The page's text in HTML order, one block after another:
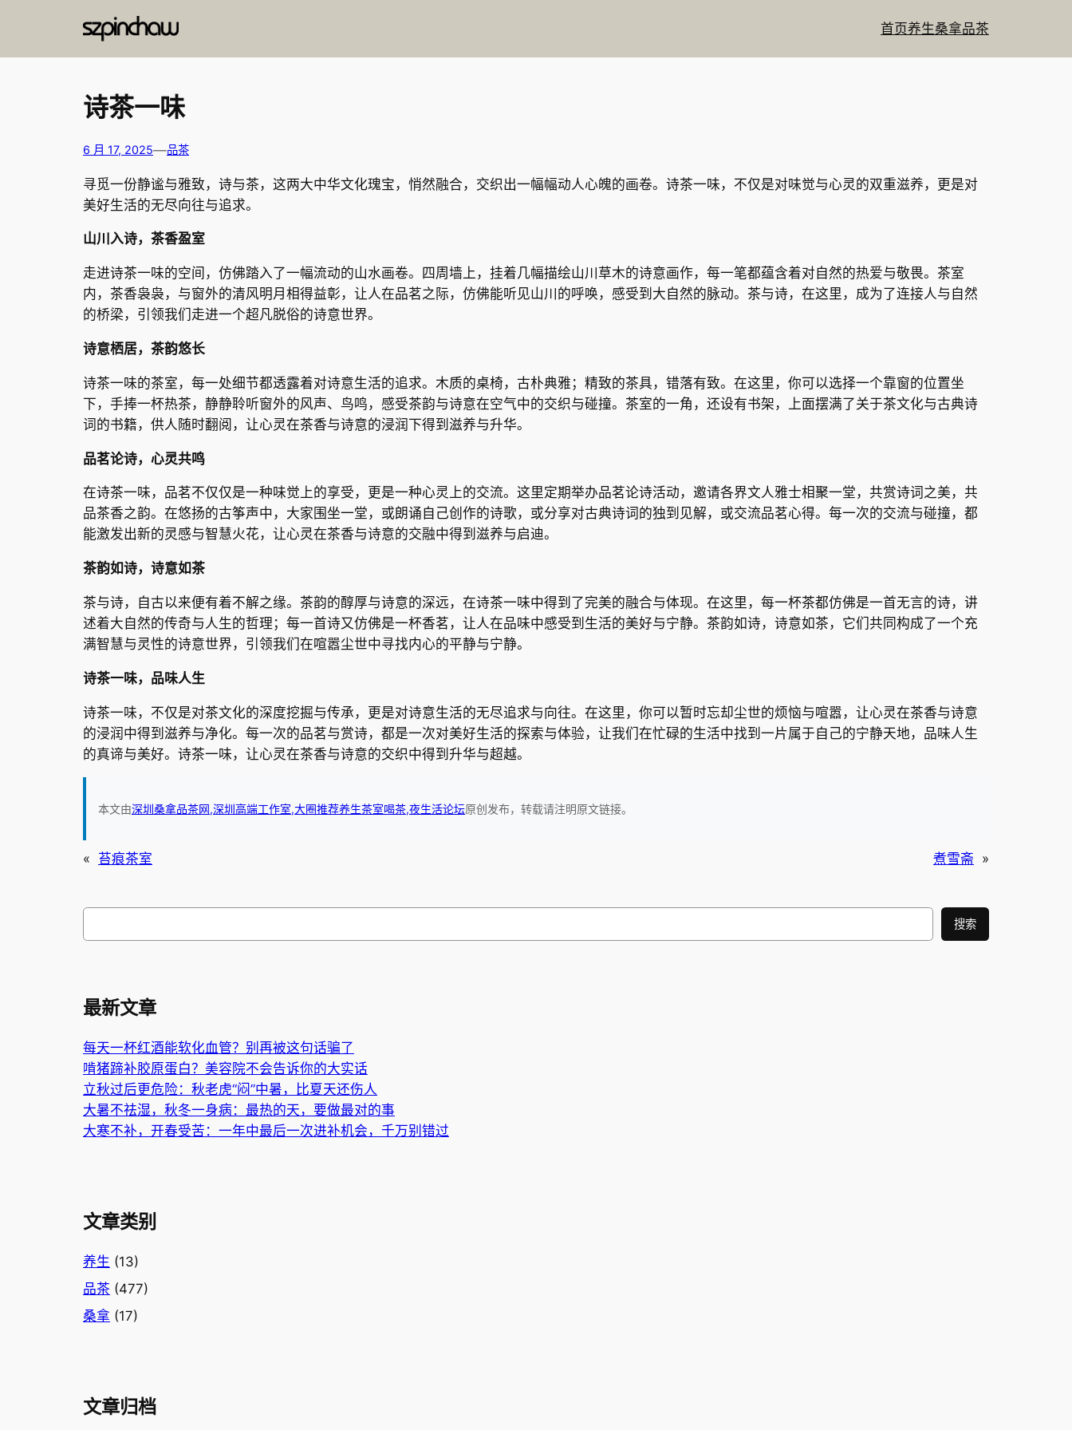
首页养生桑拿品茶
诗茶一味
6 月 17, 2025—品茶
寻觅一份静谧与雅致，诗与茶，这两大中华文化瑰宝，悄然融合，交织出一幅幅动人心魄的画卷。诗茶一味，不仅是对味觉与心灵的双重滋养，更是对
美好生活的无尽向往与追求。
山川入诗，茶香盈室
走进诗茶一味的空间，仿佛踏入了一幅流动的山水画卷。四周墙上，挂着几幅描绘山川草木的诗意画作，每一笔都蕴含着对自然的热爱与敬畏。茶室
内，茶香袅袅，与窗外的清风明月相得益彰，让人在品茗之际，仿佛能听见山川的呼唤，感受到大自然的脉动。茶与诗，在这里，成为了连接人与自然
的桥梁，引领我们走进一个超凡脱俗的诗意世界。
诗意栖居，茶韵悠长
诗茶一味的茶室，每一处细节都透露着对诗意生活的追求。木质的桌椅，古朴典雅；精致的茶具，错落有致。在这里，你可以选择一个靠窗的位置坐
下，手捧一杯热茶，静静聆听窗外的风声、鸟鸣，感受茶韵与诗意在空气中的交织与碰撞。茶室的一角，还设有书架，上面摆满了关于茶文化与古典诗
词的书籍，供人随时翻阅，让心灵在茶香与诗意的浸润下得到滋养与升华。
品茗论诗，心灵共鸣
在诗茶一味，品茗不仅仅是一种味觉上的享受，更是一种心灵上的交流。这里定期举办品茗论诗活动，邀请各界文人雅士相聚一堂，共赏诗词之美，共
品茶香之韵。在悠扬的古筝声中，大家围坐一堂，或朗诵自己创作的诗歌，或分享对古典诗词的独到见解，或交流品茗心得。每一次的交流与碰撞，都
能激发出新的灵感与智慧火花，让心灵在茶香与诗意的交融中得到滋养与启迪。
茶韵如诗，诗意如茶
茶与诗，自古以来便有着不解之缘。茶韵的醇厚与诗意的深远，在诗茶一味中得到了完美的融合与体现。在这里，每一杯茶都仿佛是一首无言的诗，讲
述着大自然的传奇与人生的哲理；每一首诗又仿佛是一杯香茗，让人在品味中感受到生活的美好与宁静。茶韵如诗，诗意如茶，它们共同构成了一个充
满智慧与灵性的诗意世界，引领我们在喧嚣尘世中寻找内心的平静与宁静。
诗茶一味，品味人生
诗茶一味，不仅是对茶文化的深度挖掘与传承，更是对诗意生活的无尽追求与向往。在这里，你可以暂时忘却尘世的烦恼与喧嚣，让心灵在茶香与诗意
的浸润中得到滋养与净化。每一次的品茗与赏诗，都是一次对美好生活的探索与体验，让我们在忙碌的生活中找到一片属于自己的宁静天地，品味人生
的真谛与美好。诗茶一味，让心灵在茶香与诗意的交织中得到升华与超越。
本文由深圳桑拿品茶网,深圳高端工作室,大圈推荐养生茶室喝茶,夜生活论坛原创发布，转载请注明原文链接。
« 苔痕茶室 煮雪斋 »
搜
搜索
最新文章
每天一杯红酒能软化血管？别再被这句话骗了
啃猪蹄补胶原蛋白？美容院不会告诉你的大实话
立秋过后更危险：秋老虎“闷”中暑，比夏天还伤人
大暑不祛湿，秋冬一身病：最热的天，要做最对的事
大寒不补，开春受苦：一年中最后一次进补机会，千万别错过
文章类别
养生 (13)
品茶 (477)
桑拿 (17)
文章归档